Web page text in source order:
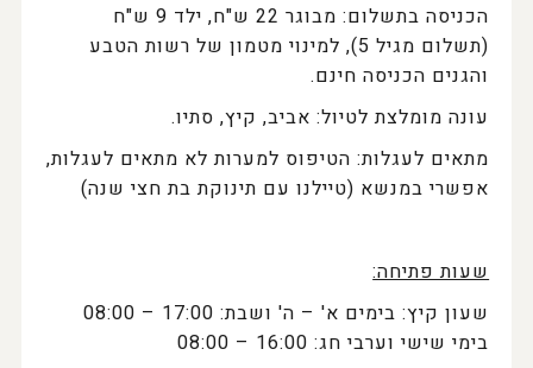
הכניסה בתשלום: מבוגר 22 ש"ח, ילד 9 ש"ח
(תשלום מגיל 5), למינוי מטמון של רשות הטבע
והגנים הכניסה חינם.
עונה מומלצת לטיול: אביב, קיץ, סתיו.
מתאים לעגלות: הטיפוס למערות לא מתאים לעגלות,
אפשרי במנשא (טיילנו עם תינוקת בת חצי שנה)
שעות פתיחה:
שעון קיץ: בימים א' – ה' ושבת: 17:00 – 08:00
בימי שישי וערבי חג: 16:00 – 08:00